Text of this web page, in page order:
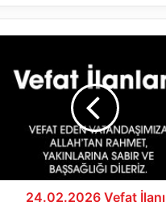
24.02.2026 Vefat İlanı